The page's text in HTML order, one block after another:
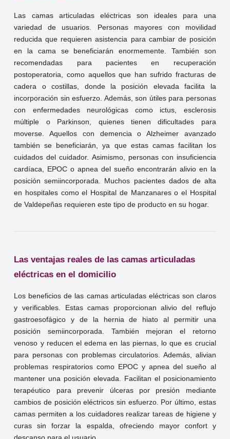
Las camas articuladas eléctricas son ideales para una
variedad de usuarios. Personas mayores con movilidad
reducida que requieren asistencia para cambiar de posición
en la cama se beneficiarán enormemente. También son
recomendadas para pacientes en recuperación
postoperatoria, como aquellos que han sufrido fracturas de
cadera o costillas, donde la posición elevada facilita la
incorporación sin esfuerzo. Además, son útiles para personas
con enfermedades neurológicas como ictus, esclerosis
múltiple o Parkinson, quienes tienen dificultades para
moverse. Aquellos con demencia o Alzheimer avanzado
también se beneficiarán, ya que estas camas facilitan los
cuidados del cuidador. Asimismo, personas con insuficiencia
cardíaca, EPOC o apnea del sueño encontrarán alivio en la
posición semiincorporada. Muchos pacientes dados de alta
en hospitales como el Hospital de Manzanares o el Hospital
de Valdepeñas requieren este tipo de producto en su hogar.
Las ventajas reales de las camas articuladas
eléctricas en el domicilio
Los beneficios de las camas articuladas eléctricas son claros
y verificables. Estas camas proporcionan alivio del reflujo
gastroesofágico y de la hernia de hiato al permitir una
posición semiincorporada. También mejoran el retorno
venoso y reducen el edema en las piernas, lo que es crucial
para personas con problemas circulatorios. Además, alivian
problemas respiratorios como EPOC y apnea del sueño al
mantener una posición elevada. Facilitan el posicionamiento
terapéutico para prevenir úlceras por presión mediante
cambios de posición eléctricos sin esfuerzo. Por último, estas
camas permiten a los cuidadores realizar tareas de higiene y
curas sin forzar la espalda, ofreciendo mayor confort y